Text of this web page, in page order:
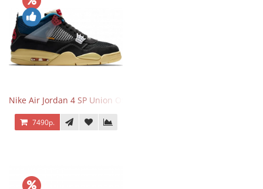
Nike Air Jordan 4 SP Union Off Noir
7490р.